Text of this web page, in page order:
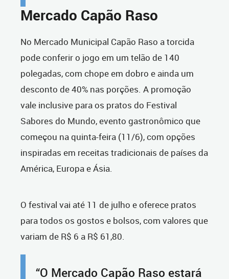
Mercado Capão Raso
No Mercado Municipal Capão Raso a torcida
pode conferir o jogo em um telão de 140
polegadas, com chope em dobro e ainda um
desconto de 40% nas porções. A promoção
vale inclusive para os pratos do Festival
Sabores do Mundo, evento gastronômico que
começou na quinta-feira (11/6), com opções
inspiradas em receitas tradicionais de países da
América, Europa e Ásia.
O festival vai até 11 de julho e oferece pratos
para todos os gostos e bolsos, com valores que
variam de R$ 6 a R$ 61,80.
“O Mercado Capão Raso estará